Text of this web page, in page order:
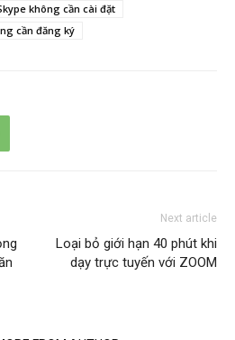
không cần cài đặt
cần đăng ký
Next article
Loại bỏ giới hạn 40 phút khi
dạy trực tuyến với ZOOM